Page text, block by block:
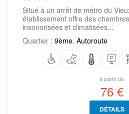
Situé à un arrêt de métro du
établissement offre des
insonorisées et climatisées...
Quartier : 9ème, Autoroute
à partir de
76 €
DÉTAILS